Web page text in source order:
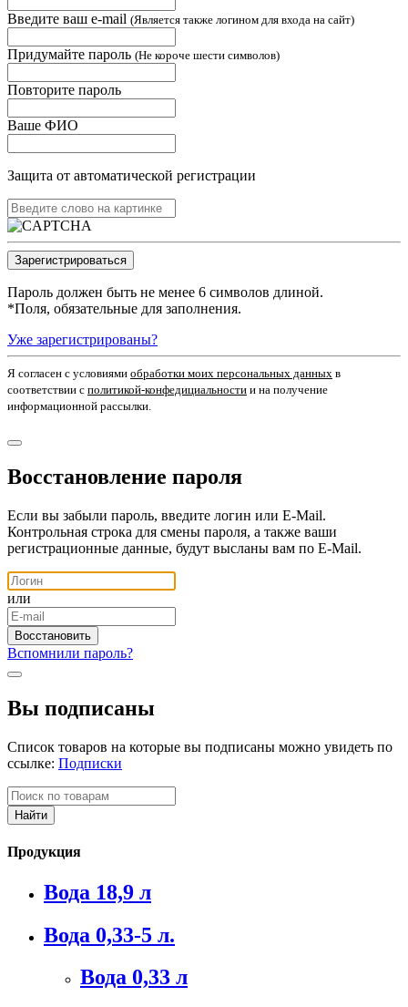
Введите ваш e-mail (Является также логином для входа на сайт)
Придумайте пароль (Не короче шести символов)
Повторите пароль
Ваше ФИО
Защита от автоматической регистрации
Пароль должен быть не менее 6 символов длиной.
*Поля, обязательные для заполнения.
Уже зарегистрированы?
Я согласен c условиями обработки моих персональных данных в
соответствии с политикой-конфедициальности и на получение
информационной рассылки.
Восстановление пароля
Если вы забыли пароль, введите логин или E-Mail.
Контрольная строка для смены пароля, а также ваши
регистрационные данные, будут высланы вам по E-Mail.
или
Вспомнили пароль?
Вы подписаны
Список товаров на которые вы подписаны можно увидеть по
ссылке: Подписки
Продукция
Вода 18,9 л
Вода 0,33-5 л.
Вода 0,33 л